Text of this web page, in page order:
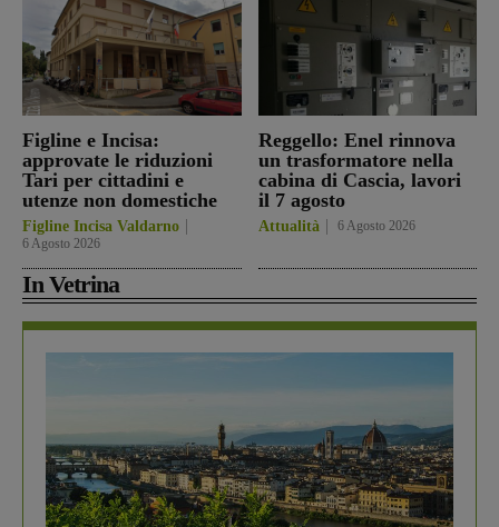
Figline e Incisa:
approvate le riduzioni
Tari per cittadini e
utenze non domestiche
Figline Incisa Valdarno
6 Agosto 2026
Reggello: Enel rinnova
un trasformatore nella
cabina di Cascia, lavori
il 7 agosto
Attualità 6 Agosto 2026
In Vetrina